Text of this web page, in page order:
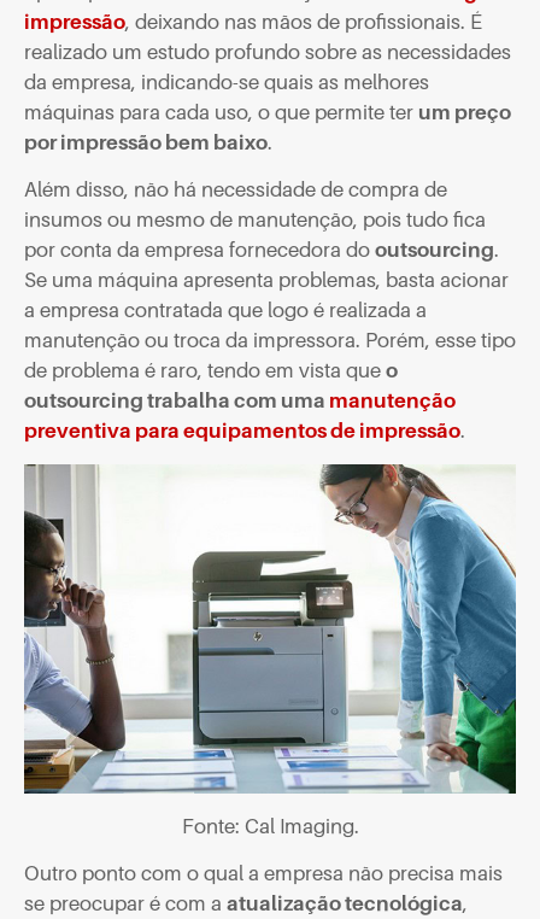
impressão, deixando nas mãos de profissionais. É
realizado um estudo profundo sobre as necessidades
da empresa, indicando-se quais as melhores
máquinas para cada uso, o que permite ter um preço
por impressão bem baixo.
Além disso, não há necessidade de compra de
insumos ou mesmo de manutenção, pois tudo fica
por conta da empresa fornecedora do outsourcing.
Se uma máquina apresenta problemas, basta acionar
a empresa contratada que logo é realizada a
manutenção ou troca da impressora. Porém, esse tipo
de problema é raro, tendo em vista que o
outsourcing trabalha com uma manutenção
preventiva para equipamentos de impressão.
Fonte: Cal Imaging.
Outro ponto com o qual a empresa não precisa mais
se preocupar é com a atualização tecnológica,